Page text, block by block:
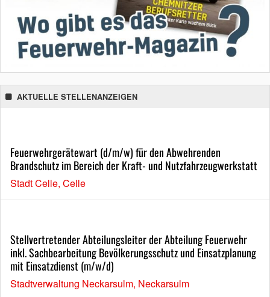
AKTUELLE STELLENANZEIGEN
Feuerwehrgerätewart (d/m/w) für den Abwehrenden
Brandschutz im Bereich der Kraft- und Nutzfahrzeugwerkstatt
Stadt Celle, Celle
Stellvertretender Abteilungsleiter der Abteilung Feuerwehr
inkl. Sachbearbeitung Bevölkerungsschutz und Einsatzplanung
mit Einsatzdienst (m/w/d)
Stadtverwaltung Neckarsulm, Neckarsulm